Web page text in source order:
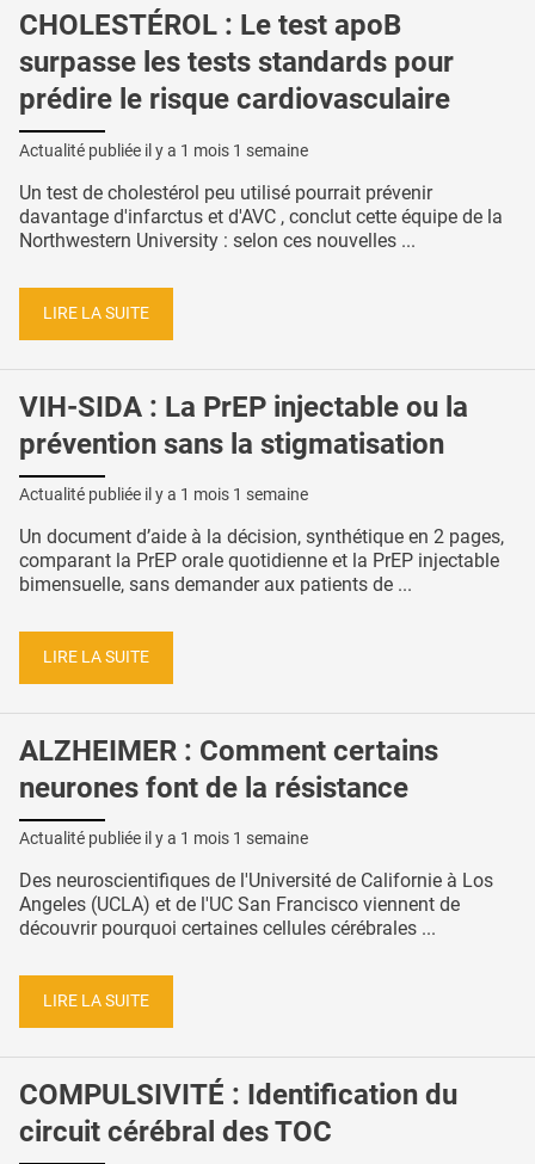
CHOLESTÉROL : Le test apoB
surpasse les tests standards pour
prédire le risque cardiovasculaire
Actualité publiée il y a 1 mois 1 semaine
Un test de cholestérol peu utilisé pourrait prévenir
davantage d'infarctus et d'AVC , conclut cette équipe de la
Northwestern University : selon ces nouvelles ...
LIRE LA SUITE
VIH-SIDA : La PrEP injectable ou la
prévention sans la stigmatisation
Actualité publiée il y a 1 mois 1 semaine
Un document d’aide à la décision, synthétique en 2 pages,
comparant la PrEP orale quotidienne et la PrEP injectable
bimensuelle, sans demander aux patients de ...
LIRE LA SUITE
ALZHEIMER : Comment certains
neurones font de la résistance
Actualité publiée il y a 1 mois 1 semaine
Des neuroscientifiques de l'Université de Californie à Los
Angeles (UCLA) et de l'UC San Francisco viennent de
découvrir pourquoi certaines cellules cérébrales ...
LIRE LA SUITE
COMPULSIVITÉ : Identification du
circuit cérébral des TOC